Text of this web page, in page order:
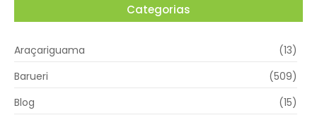
Categorias
Araçariguama
(13)
Barueri
(509)
Blog
(15)